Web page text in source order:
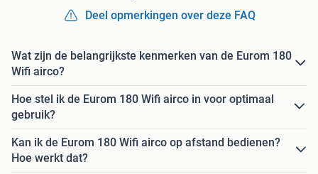
Deel opmerkingen over deze FAQ
Wat zijn de belangrijkste kenmerken van de Eurom 180
Wifi airco?
Hoe stel ik de Eurom 180 Wifi airco in voor optimaal
gebruik?
Kan ik de Eurom 180 Wifi airco op afstand bedienen?
Hoe werkt dat?